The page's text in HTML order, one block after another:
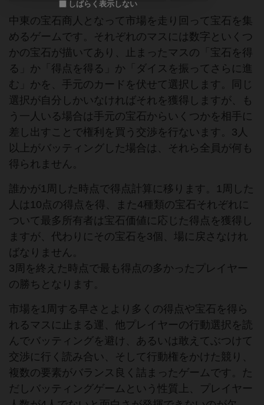
中東の宝石商人となって市場を走り回って宝石を集
めるゲームです。それぞれのマスには数字といくつ
かの宝石が描いてあり、止まったマスの「宝石を得
る」か「得点を得る」か「ダイスを振ってさらに進
む」かを、手元のカードを伏せて選択します。同じ
選択が自分しかいなければそれを獲得しますが、も
う一人いる場合は手元の宝石からいくつかを相手に
差し出すことで権利を買う交渉を行ないます。3人
以上がバッティングした場合は、それら全員が何も
得られません。
誰かが1周した時点で得点計算に移ります。1周した
人は10点の得点を得、また4種類の宝石それぞれに
ついて最多所有者は宝石価値に応じた得点を獲得し
ますが、代わりにその宝石を3個、場に戻さなけれ
ばなりません。
3周を終えた時点で最も得点の多かったプレイヤー
の勝ちとなります。
市場を1周する早さとより多くの得点や宝石を得ら
れるマスに止まる運、他プレイヤーの行動選択を読
んでバッティングを避け、あるいは敢えてぶつけて
交渉に行く読み合い、そして行動権をかけた競り、
複数の要素がバランス良く詰まったゲームです。た
だしバッティングゲームという性質上、プレイヤー
しばらく表示しない